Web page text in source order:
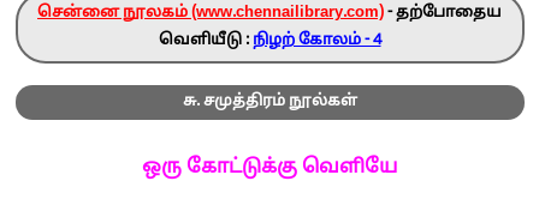
சென்னை நூலகம் (www.chennailibrary.com)- தற்போதைய
வெளியீடு : நிழற் கோலம் - 4
சு. சமுத்திரம் நூல்கள்
ஒரு கோட்டுக்கு வெளியே